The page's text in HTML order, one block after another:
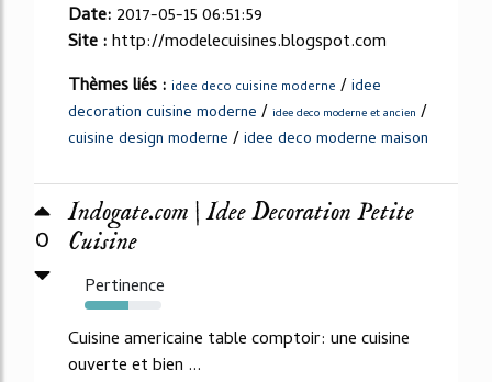
Date: 2017-05-15 06:51:59
Site :http://modelecuisines.blogspot.com
Thèmes liés : idee deco cuisine moderne /idee
decoration cuisine moderne / idee deco moderne et ancien /
cuisine design moderne /idee deco moderne maison
0
Indogate.com | Idee Decoration Petite
Cuisine
Pertinence
57%
Cuisine americaine table comptoir: une cuisine
ouverte et bien ...